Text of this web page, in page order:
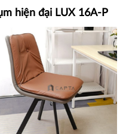
hiện đại LUX 16A-P